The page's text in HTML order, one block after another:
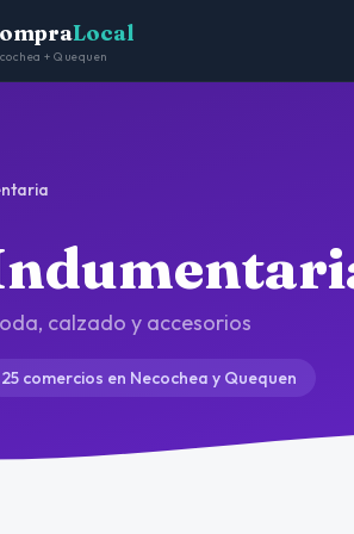
Local
+ Quequen
calzado y accesorios
25 comercios en Necochea y Quequen